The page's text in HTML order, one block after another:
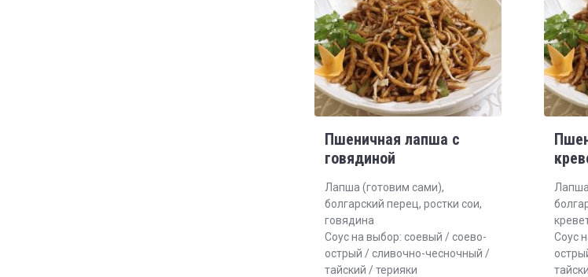
Пшеничная лапша с
говядиной
Лапша (готовим сами),
болгарский перец, ростки сои,
говядина
Соус на выбор: соевый / соево-
острый / сливочно-чесночный /
тайский / терияки
Соус